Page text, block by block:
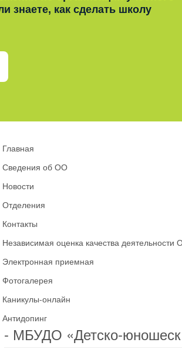
знаете, как сделать школу
Главная
Сведения об ОО
Новости
Отделения
Контакты
Независимая оценка качества деятельности
Электронная приемная
Фотогалерея
Каникулы-онлайн
Антидопинг
- МБУДО «Детско-